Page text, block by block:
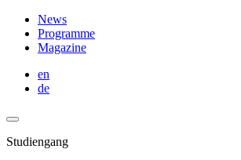
News
Programme
Magazine
en
de
Studiengang